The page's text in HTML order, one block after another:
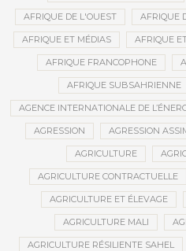
AFRIQUE DE L'OUEST AFRIQUE
AFRIQUE ET MÉDIAS AFRIQUE
AFRIQUE FRANCOPHONE
AFRIQUE SUBSAHRIENNE
AGENCE INTERNATIONALE DE
AGRESSION AGRESSION
AGRICULTURE
AGRICULTURE CONTRACTUELLE
AGRICULTURE ET ÉLEVAGE
AGRICULTURE MALI
AGRICULTURE RÉSILIENTE SAHEL